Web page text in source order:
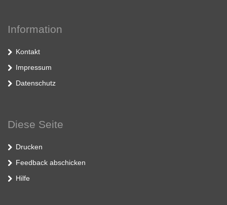
Information
Kontakt
Impressum
Datenschutz
Diese Seite
Drucken
Feedback abschicken
Hilfe